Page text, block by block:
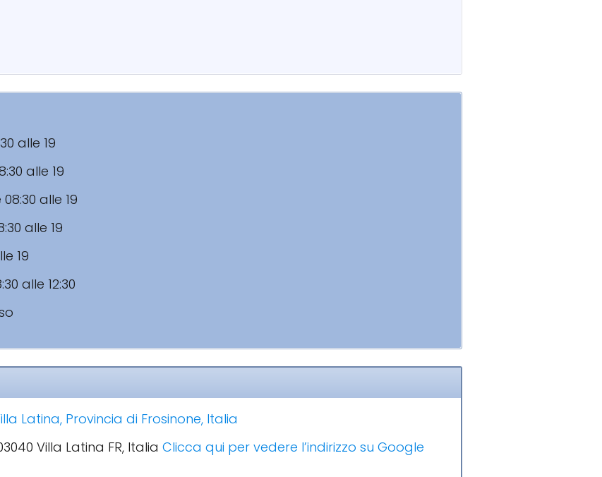
alle 19
alle 19
alle 19
alle 19
19
alle 12:30
Latina, Provincia di Frosinone, Italia
Villa Latina FR, Italia Clicca qui per vedere l’indirizzo su Google